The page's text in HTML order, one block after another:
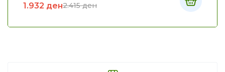
2.415ден
1.932 ден